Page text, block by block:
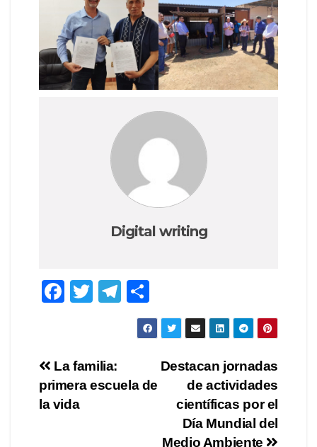
Digital writing
F
e
b
o
T
er
T
el
a
h
ar
e
Post
navigation
Destacan jornadas
de actividades
científicas por el
Día Mundial del
Medio Ambiente
La familia:
primera escuela de
la vida